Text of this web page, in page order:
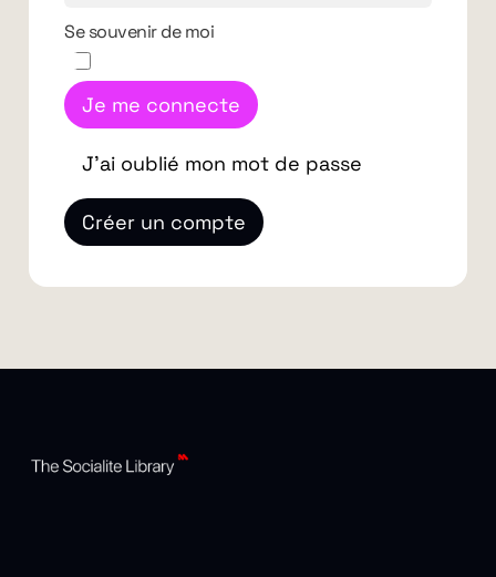
Se souvenir de moi
Je me connecte
J'ai oublié mon mot de passe
Créer un compte